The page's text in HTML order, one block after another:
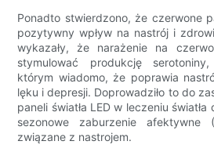
Ponadto stwierdzono, że czerwone
pozytywny wpływ na nastrój i
wykazały, że narażenie na
stymulować produkcję
którym wiadomo, że poprawia
lęku i depresji. Doprowadziło to do
paneli światła LED w leczeniu
sezonowe zaburzenie
związane z nastrojem.